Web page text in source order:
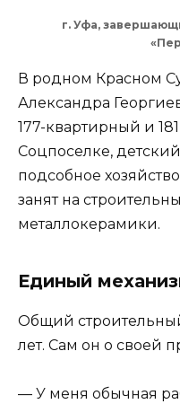
г. Уфа,
В родном Красном
Александра
177-квартирный и
Соцпоселке,
подсобное
занят на
металлокерамики.
Единый
Общий
лет. Сам он о своей
— У меня обычная